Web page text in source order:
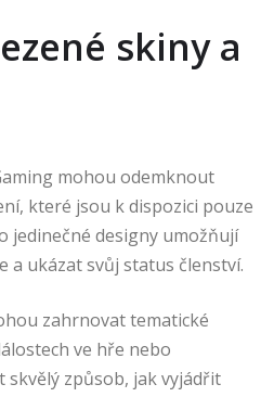
skiny a
mohou odemknout
které jsou k dispozici pouze
jedinečné designy umožňují
a ukázat svůj status členství.
zahrnovat tematické
ve hře nebo
skvělý způsob, jak vyjádřit